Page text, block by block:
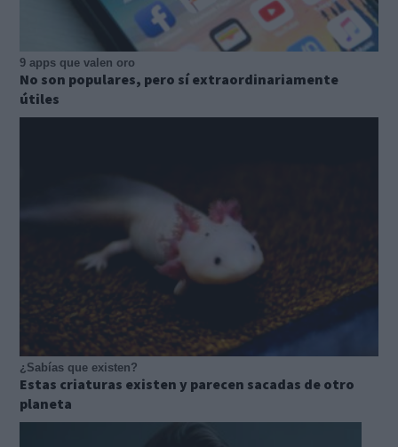
9 apps que valen oro
No son populares, pero sí extraordinariamente
útiles
¿Sabías que existen?
Estas criaturas existen y parecen sacadas de otro
planeta